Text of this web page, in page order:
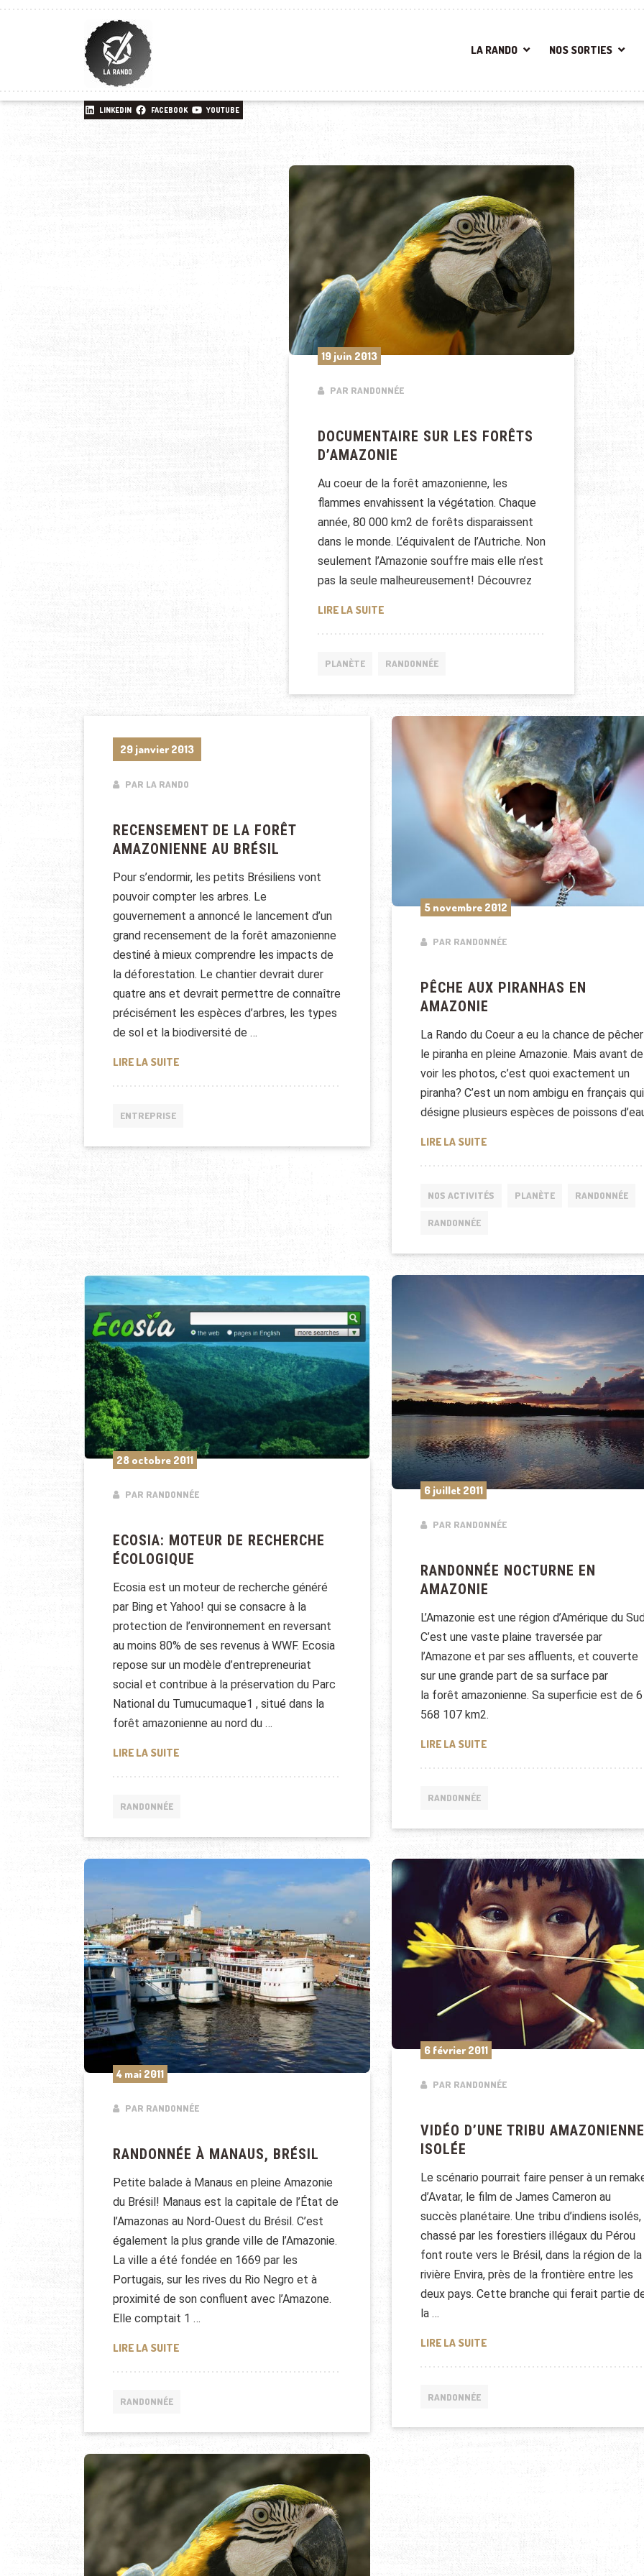
LA RANDO NOS SORTIES
LINKEDIN FACEBOOK YOUTUBE
19 juin 2013
PAR RANDONNÉE
DOCUMENTAIRE SUR LES FORÊTS
D’AMAZONIE
Au coeur de la forêt amazonienne, les
flammes envahissent la végétation. Chaque
année, 80 000 km2 de forêts disparaissent
dans le monde. L’équivalent de l’Autriche. Non
seulement l’Amazonie souffre mais elle n’est
pas la seule malheureusement! Découvrez
LIRE LA SUITEDOCUMENTAIRE SUR LES FORÊTS D’AMAZONIE
PLANÈTE RANDONNÉE
29 janvier 2013
PAR LA RANDO
RECENSEMENT DE LA FORÊT
AMAZONIENNE AU BRÉSIL
Pour s’endormir, les petits Brésiliens vont
pouvoir compter les arbres. Le
gouvernement a annoncé le lancement d’un
grand recensement de la forêt amazonienne
destiné à mieux comprendre les impacts de
la déforestation. Le chantier devrait durer
quatre ans et devrait permettre de connaître
précisément les espèces d’arbres, les types
de sol et la biodiversité de …
LIRE LA SUITERECENSEMENT DE LA FORÊT AMAZONIENNE AU BRÉSIL
ENTREPRISE
5 novembre 2012
PAR RANDONNÉE
PÊCHE AUX PIRANHAS EN
AMAZONIE
La Rando du Coeur a eu la chance de pêcher
le piranha en pleine Amazonie. Mais avant de
voir les photos, c’est quoi exactement un
piranha? C’est un nom ambigu en français qui
désigne plusieurs espèces de poissons
LIRE LA SUITEPÊCHE AUX PIRANHAS EN
NOS ACTIVITÉS PLANÈTE RANDONNÉE
RANDONNÉE
28 octobre 2011
PAR RANDONNÉE
ECOSIA: MOTEUR DE RECHERCHE
ÉCOLOGIQUE
Ecosia est un moteur de recherche généré
par Bing et Yahoo! qui se consacre à la
protection de l’environnement en reversant
au moins 80% de ses revenus à WWF. Ecosia
repose sur un modèle d’entrepreneuriat
social et contribue à la préservation du Parc
National du Tumucumaque1 , situé dans la
forêt amazonienne au nord du …
LIRE LA SUITEECOSIA: MOTEUR DE RECHERCHE ÉCOLOGIQUE
RANDONNÉE
6 juillet 2011
PAR RANDONNÉE
RANDONNÉE NOCTURNE EN
AMAZONIE
L’Amazonie est une région d’Amérique du
C’est une vaste plaine traversée par
l’Amazone et par ses affluents, et couverte
sur une grande part de sa surface par
la forêt amazonienne. Sa superficie est de 6
568 107 km2.
LIRE LA SUITERANDONNÉE NOCTURNE EN
RANDONNÉE
4 mai 2011
PAR RANDONNÉE
RANDONNÉE À MANAUS, BRÉSIL
Petite balade à Manaus en pleine Amazonie
du Brésil! Manaus est la capitale de l’État de
l’Amazonas au Nord-Ouest du Brésil. C’est
également la plus grande ville de l’Amazonie.
La ville a été fondée en 1669 par les
Portugais, sur les rives du Rio Negro et à
proximité de son confluent avec l’Amazone.
Elle comptait 1 …
LIRE LA SUITERANDONNÉE À MANAUS, BRÉSIL
RANDONNÉE
6 février 2011
PAR RANDONNÉE
VIDÉO D’UNE TRIBU AMAZONIENNE
ISOLÉE
Le scénario pourrait faire penser à un
d’Avatar, le film de James Cameron au
succès planétaire. Une tribu d’indiens isolés,
chassé par les forestiers illégaux du Pérou
font route vers le Brésil, dans la région de la
rivière Envira, près de la frontière entre les
deux pays. Cette branche qui ferait partie
la …
LIRE LA SUITEVIDÉO D’UNE TRIBU
RANDONNÉE